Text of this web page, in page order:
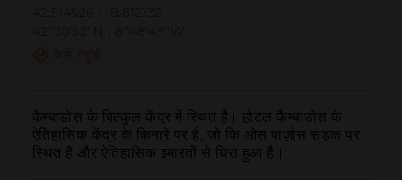
कैम्बाडोस के बिल्कुल केंद्र में स्थित है। होटल कैम्बाडोस के
ऐतिहासिक केंद्र के किनारे पर है, जो कि ओस पाज़ोस सड़क पर
स्थित है और ऐतिहासिक इमारतों से घिरा हुआ है।